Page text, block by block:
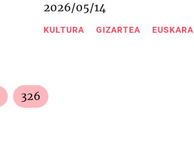
2026/05/14
KULTURA GIZARTEA EUSKARA
326